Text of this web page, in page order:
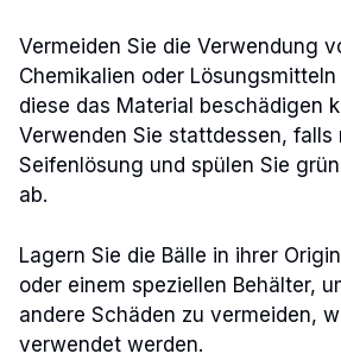
Vermeiden Sie die Verwendung
Chemikalien oder
diese das Material beschädigen
Verwenden Sie stattdessen, falls
Seifenlösung und spülen Sie
ab.
Lagern Sie die Bälle in ihrer
oder einem speziellen Behälter,
andere Schäden zu vermeiden,
verwendet werden.